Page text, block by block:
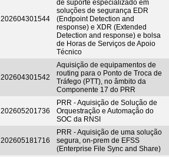
202604301544
de suporte especializado em
soluções de segurança EDR
(Endpoint Detection and
response) e XDR (Extended
Detection and response) e bolsa
de Horas de Serviços de Apoio
Técnico
202604301542
Aquisição de equipamentos de
routing para o Ponto de Troca de
Tráfego (PTT), no âmbito da
Componente 17 do PRR
202605201736
PRR - Aquisição de Solução de
Orquestração e Automação do
SOC da RNSI
202605181716
PRR - Aquisição de uma solução
segura, on-prem de EFSS
(Enterprise File Sync and Share)